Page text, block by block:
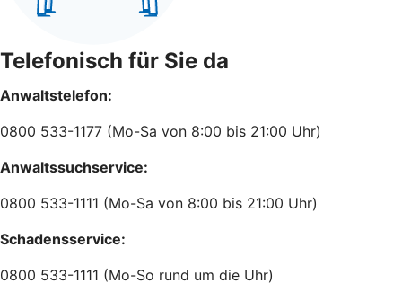
Telefonisch für Sie da
Anwaltstelefon:
0800 533-1177 (Mo-Sa von 8:00 bis 21:00 Uhr)
Anwaltssuchservice:
0800 533-1111 (Mo-Sa von 8:00 bis 21:00 Uhr)
Schadensservice:
0800 533-1111 (Mo-So rund um die Uhr)